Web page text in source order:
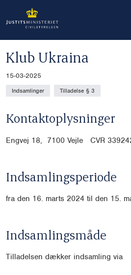
Klub Ukraina
15-03-2025
Indsamlinger Tilladelse § 3
Kontaktoplysninger
Engvej 18, 7100 Vejle CVR
Indsamlingsperiode
fra den 16. marts 2024 til den 15.
Indsamlingsmåde
Tilladelsen dækker indsamling via